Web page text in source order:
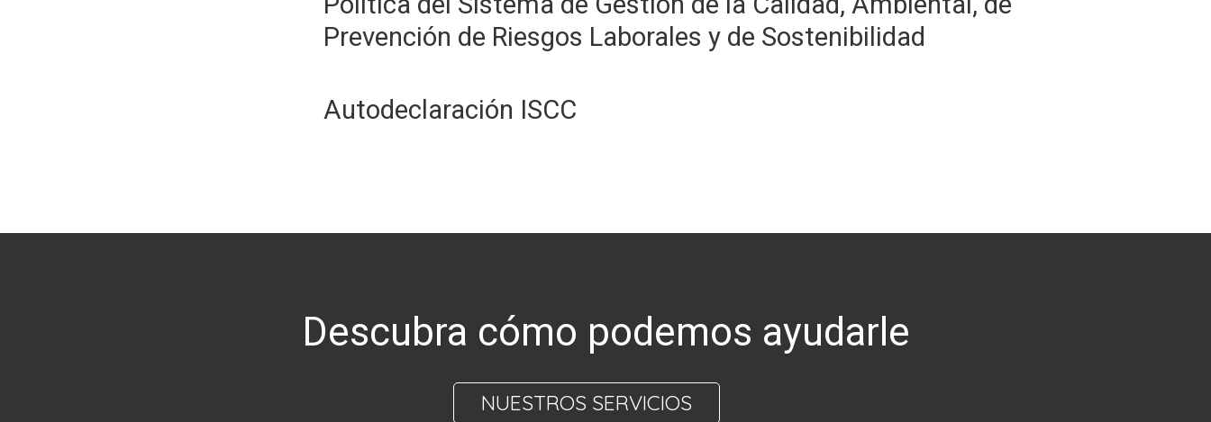
Prevención de Riesgos Laborales y de Sostenibilidad
Autodeclaración ISCC
Descubra cómo podemos ayudarle
NUESTROS SERVICIOS